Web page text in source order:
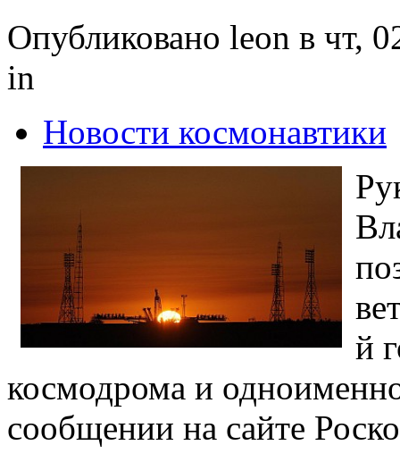
Опубликовано leon в чт,
in
Новости космонавтики
й
космодрома и
сообщении на сайте